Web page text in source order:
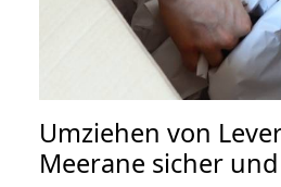
Umziehen von
Meerane sicher